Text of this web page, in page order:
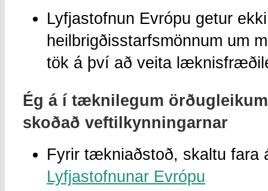
Lyfjastofnun Evrópu getur
heilbrigðisstarfsmönnum um
tök á því að veita
Ég á í tæknilegum
skoðað veftilkynningarnar
Fyrir tækniaðstoð, skaltu fara
Lyfjastofnunar Evrópu